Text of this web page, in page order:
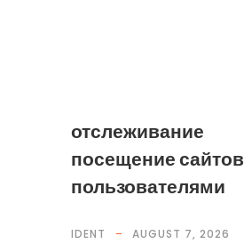
отслеживание
посещение сайтов
пользователями
IDENT AUGUST 7, 2026